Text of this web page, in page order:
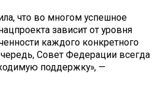
что во многом успешное
зависит от уровня
каждого конкретного
Совет Федерации всегда
поддержку», —